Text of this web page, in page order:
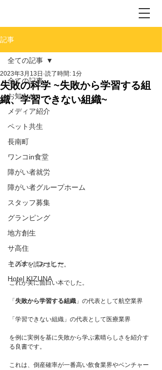
記事
全ての記事
お知らせ
メディア紹介
ペット共生
長南町
ワンコin食堂
障がい者就労
障がい者グループホーム
スタッフ募集
グランピング
地方創生
サ高住
キズナ・コーヒー
Hotel KIZUNA
全ての記事
失敗の科学 ~失敗から学習する組
織、学習できない組織~
2023年3月13日 読了時間: 1分
この本を読みました。
これが実に面白い本でした。
「 失敗から学習する組織 」の代表として航空業界
「学習できない組織」の代表として医療業界
を例に実例を基に失敗から学ぶ素晴らしさを紹介す
る良書です。
これは、倒産確率が一番高い飲食業界やベンチャー